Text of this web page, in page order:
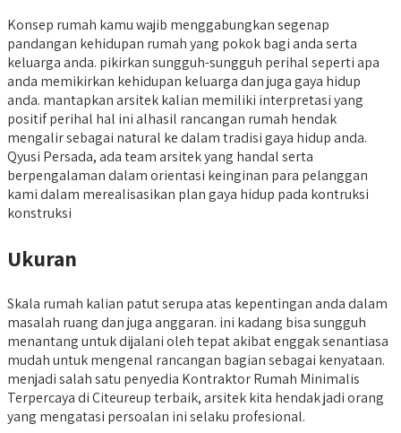
Konsep rumah kamu wajib menggabungkan segenap
pandangan kehidupan rumah yang pokok bagi anda serta
keluarga anda. pikirkan sungguh-sungguh perihal seperti apa
anda memikirkan kehidupan keluarga dan juga gaya hidup
anda. mantapkan arsitek kalian memiliki interpretasi yang
positif perihal hal ini alhasil rancangan rumah hendak
mengalir sebagai natural ke dalam tradisi gaya hidup anda.
Qyusi Persada, ada team arsitek yang handal serta
berpengalaman dalam orientasi keinginan para pelanggan
kami dalam merealisasikan plan gaya hidup pada kontruksi
konstruksi
Ukuran
Skala rumah kalian patut serupa atas kepentingan anda dalam
masalah ruang dan juga anggaran. ini kadang bisa sungguh
menantang untuk dijalani oleh tepat akibat enggak senantiasa
mudah untuk mengenal rancangan bagian sebagai kenyataan.
menjadi salah satu penyedia Kontraktor Rumah Minimalis
Terpercaya di Citeureup terbaik, arsitek kita hendak jadi orang
yang mengatasi persoalan ini selaku profesional.